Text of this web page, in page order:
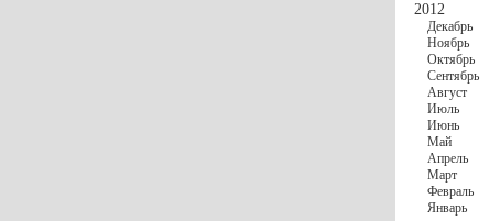
2012
Декабрь
Ноябрь
Октябрь
Сентябрь
Август
Июль
Июнь
Май
Апрель
Март
Февраль
Январь